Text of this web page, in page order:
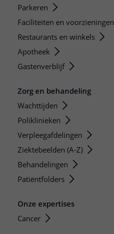
Parkeren
Faciliteiten en voorzieningen
Restaurants en winkels
Apotheek
Gastenverblijf
Zorg en behandeling
Wachttijden
Poliklinieken
Verpleegafdelingen
Ziektebeelden (A-Z)
Behandelingen
Patiëntfolders
Onze expertises
Cancer